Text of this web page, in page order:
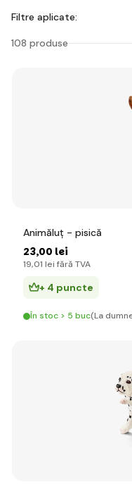
Filtre aplicate:
108 produse
Animăluț - pisică
23,00 lei
19,01 lei fără TVA
+ 4 puncte
În stoc > 5 buc(La